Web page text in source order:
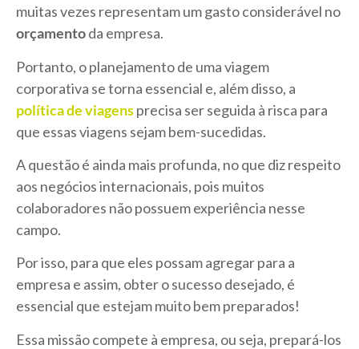
muitas vezes representam um gasto considerável no
orçamentoda empresa.
Portanto, o planejamento de uma viagem
corporativa se torna essencial e, além disso, a
política de viagensprecisa ser seguida à risca para
que essas viagens sejam bem-sucedidas.
A questão é ainda mais profunda, no que diz respeito
aos negócios internacionais, pois muitos
colaboradores não possuem experiência nesse
campo.
Por isso, para que eles possam agregar para a
empresa e assim, obter o sucesso desejado, é
essencial que estejam muito bem preparados!
Essa missão compete à empresa, ou seja, prepará-los